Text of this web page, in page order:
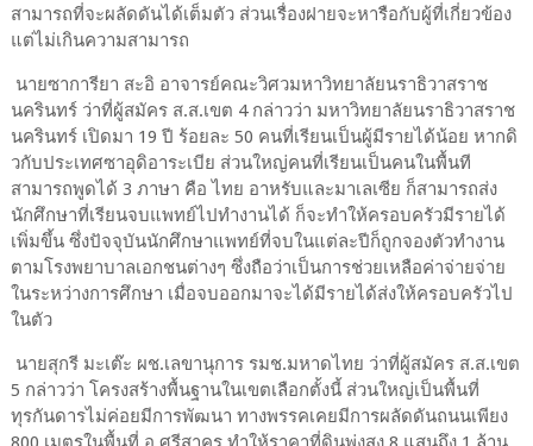
สามารถที่จะผลัดดันได้เต็มตัว ส่วนเรื่องฝายจะหารือกับผู้ที่เกี่ยวข้อง
แต่ไม่เกินความสามารถ
นายซาการียา สะอิ อาจารย์คณะวิศวมหาวิทยาลัยนราธิวาสราช
นครินทร์ ว่าที่ผู้สมัคร ส.ส.เขต 4 กล่าวว่า มหาวิทยาลัยนราธิวาสราช
นครินทร์ เปิดมา 19 ปี ร้อยละ 50 คนที่เรียนเป็นผู้มีรายได้น้อย หากดิ
วกับประเทศซาอุดิอาระเบีย ส่วนใหญ่คนที่เรียนเป็นคนในพื้นที
สามารถพูดได้ 3 ภาษา คือ ไทย อาหรับและมาเลเซีย ก็สามารถส่ง
นักศึกษาที่เรียนจบแพทย์ไปทำงานได้ ก็จะทำให้ครอบครัวมีรายได้
เพิ่มขึ้น ซึ่งปัจจุบันนักศึกษาแพทย์ที่จบในแต่ละปีก็ถูกจองตัวทำงาน
ตามโรงพยาบาลเอกชนต่างๆ ซึ่งถือว่าเป็นการช่วยเหลือค่าจ่ายจ่าย
ในระหว่างการศึกษา เมื่อจบออกมาจะได้มีรายได้ส่งให้ครอบครัวไป
ในตัว
นายสุกรี มะเต๊ะ ผช.เลขานุการ รมช.มหาดไทย ว่าที่ผู้สมัคร ส.ส.เขต
5 กล่าวว่า โครงสร้างพื้นฐานในเขตเลือกตั้งนี้ ส่วนใหญ่เป็นพื้นที่
ทุรกันดารไม่ค่อยมีการพัฒนา ทางพรรคเคยมีการผลัดดันถนนเพียง